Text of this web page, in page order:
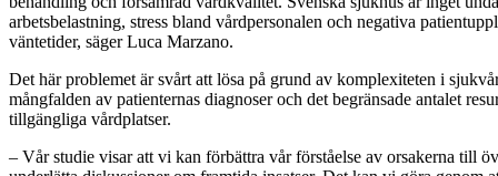
arbetsbelastning, stress bland vårdpersonalen och negativa
väntetider, säger Luca Marzano.
Det här problemet är svårt att lösa på grund av komplexiteten i
mångfalden av patienternas diagnoser och det begränsade antalet
tillgängliga vårdplatser.
– Vår studie visar att vi kan förbättra vår förståelse av orsakerna till